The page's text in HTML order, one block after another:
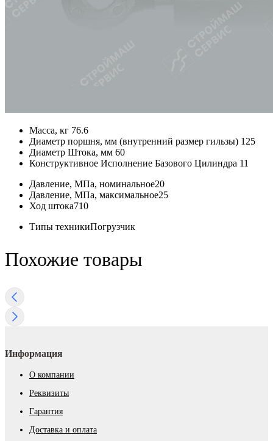
Масса, кг 76.6
Диаметр поршня, мм (внутренний размер гильзы) 125
Диаметр Штока, мм 60
Конструктивное Исполнение Базового Цилиндра 11
Давление, МПа, номинальное20
Давление, МПа, максимальное25
Ход штока710
Типы техникиПогрузчик
Похожие товары
Информация
О компании
Реквизиты
Гарантия
Доставка и оплата